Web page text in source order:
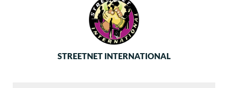
STREETNET INTERNATIONAL